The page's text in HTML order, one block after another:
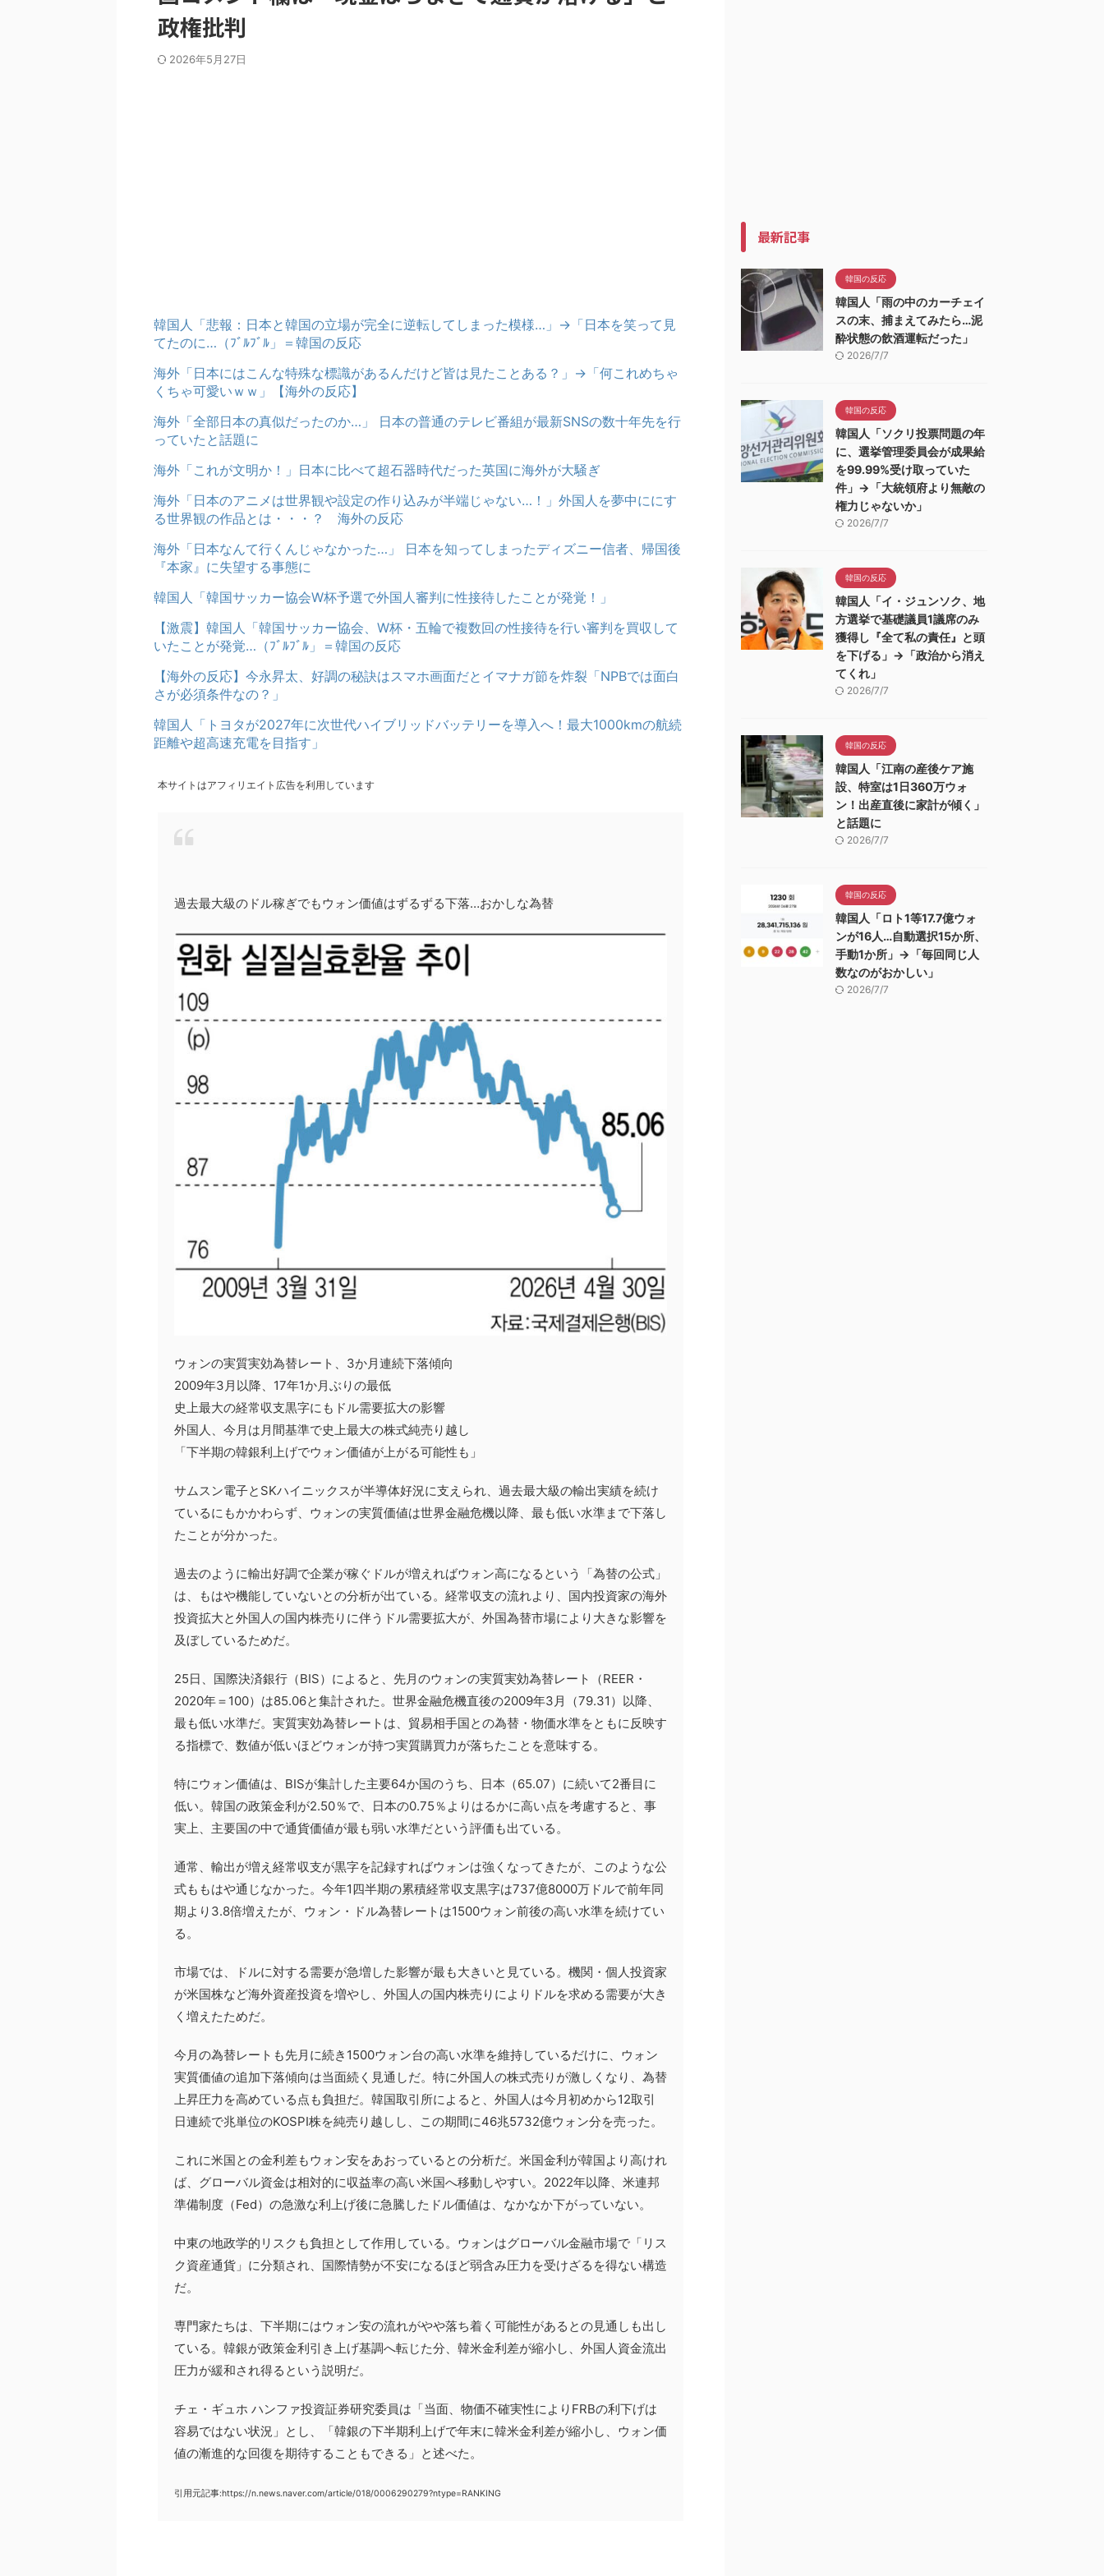
政権批判
2026年5月27日
韓国人「悲報：日本と韓国の立場が完全に逆転してしまった模様…」→「日本を笑って見
てたのに…（ﾌﾞﾙﾌﾞﾙ」＝韓国の反応
海外「日本にはこんな特殊な標識があるんだけど皆は見たことある？」→「何これめちゃ
くちゃ可愛いｗｗ」【海外の反応】
海外「全部日本の真似だったのか…」 日本の普通のテレビ番組が最新SNSの数十年先を行
っていたと話題に
海外「これが文明か！」日本に比べて超石器時代だった英国に海外が大騒ぎ
海外「日本のアニメは世界観や設定の作り込みが半端じゃない…！」外国人を夢中ににす
る世界観の作品とは・・・？ 海外の反応
海外「日本なんて行くんじゃなかった…」 日本を知ってしまったディズニー信者、帰国後
『本家』に失望する事態に
韓国人「韓国サッカー協会W杯予選で外国人審判に性接待したことが発覚！」
【激震】韓国人「韓国サッカー協会、W杯・五輪で複数回の性接待を行い審判を買収して
いたことが発覚…（ﾌﾞﾙﾌﾞﾙ」＝韓国の反応
【海外の反応】今永昇太、好調の秘訣はスマホ画面だとイマナガ節を炸裂「NPBでは面白
さが必須条件なの？」
韓国人「トヨタが2027年に次世代ハイブリッドバッテリーを導入へ！最大1000kmの航続
距離や超高速充電を目指す」
本サイトはアフィリエイト広告を利用しています
過去最大級のドル稼ぎでもウォン価値はずるずる下落…おかしな為替
ウォンの実質実効為替レート、3か月連続下落傾向
2009年3月以降、17年1か月ぶりの最低
史上最大の経常収支黒字にもドル需要拡大の影響
外国人、今月は月間基準で史上最大の株式純売り越し
「下半期の韓銀利上げでウォン価値が上がる可能性も」
サムスン電子とSKハイニックスが半導体好況に支えられ、過去最大級の輸出実績を続け
ているにもかかわらず、ウォンの実質価値は世界金融危機以降、最も低い水準まで下落し
たことが分かった。
過去のように輸出好調で企業が稼ぐドルが増えればウォン高になるという「為替の公式」
は、もはや機能していないとの分析が出ている。経常収支の流れより、国内投資家の海外
投資拡大と外国人の国内株売りに伴うドル需要拡大が、外国為替市場により大きな影響を
及ぼしているためだ。
25日、国際決済銀行（BIS）によると、先月のウォンの実質実効為替レート（REER・
2020年＝100）は85.06と集計された。世界金融危機直後の2009年3月（79.31）以降、
最も低い水準だ。実質実効為替レートは、貿易相手国との為替・物価水準をともに反映す
る指標で、数値が低いほどウォンが持つ実質購買力が落ちたことを意味する。
特にウォン価値は、BISが集計した主要64か国のうち、日本（65.07）に続いて2番目に
低い。韓国の政策金利が2.50％で、日本の0.75％よりはるかに高い点を考慮すると、事
実上、主要国の中で通貨価値が最も弱い水準だという評価も出ている。
通常、輸出が増え経常収支が黒字を記録すればウォンは強くなってきたが、このような公
式ももはや通じなかった。今年1四半期の累積経常収支黒字は737億8000万ドルで前年同
期より3.8倍増えたが、ウォン・ドル為替レートは1500ウォン前後の高い水準を続けてい
る。
市場では、ドルに対する需要が急増した影響が最も大きいと見ている。機関・個人投資家
が米国株など海外資産投資を増やし、外国人の国内株売りによりドルを求める需要が大き
く増えたためだ。
今月の為替レートも先月に続き1500ウォン台の高い水準を維持しているだけに、ウォン
実質価値の追加下落傾向は当面続く見通しだ。特に外国人の株式売りが激しくなり、為替
上昇圧力を高めている点も負担だ。韓国取引所によると、外国人は今月初めから12取引
日連続で兆単位のKOSPI株を純売り越しし、この期間に46兆5732億ウォン分を売った。
これに米国との金利差もウォン安をあおっているとの分析だ。米国金利が韓国より高けれ
ば、グローバル資金は相対的に収益率の高い米国へ移動しやすい。2022年以降、米連邦
準備制度（Fed）の急激な利上げ後に急騰したドル価値は、なかなか下がっていない。
中東の地政学的リスクも負担として作用している。ウォンはグローバル金融市場で「リス
ク資産通貨」に分類され、国際情勢が不安になるほど弱含み圧力を受けざるを得ない構造
だ。
専門家たちは、下半期にはウォン安の流れがやや落ち着く可能性があるとの見通しも出し
ている。韓銀が政策金利引き上げ基調へ転じた分、韓米金利差が縮小し、外国人資金流出
圧力が緩和され得るという説明だ。
チェ・ギュホ ハンファ投資証券研究委員は「当面、物価不確実性によりFRBの利下げは
容易ではない状況」とし、「韓銀の下半期利上げで年末に韓米金利差が縮小し、ウォン価
値の漸進的な回復を期待することもできる」と述べた。
引用元記事:https://n.news.naver.com/article/018/0006290279?ntype=RANKING
最新記事
韓国の反応
韓国人「雨の中のカーチェイ
スの末、捕まえてみたら…泥
酔状態の飲酒運転だった」
2026/7/7
韓国の反応
韓国人「ソクリ投票問題の年
に、選挙管理委員会が成果給
を99.99%受け取っていた
件」→「大統領府より無敵の
権力じゃないか」
2026/7/7
韓国の反応
韓国人「イ・ジュンソク、地
方選挙で基礎議員1議席のみ
獲得し『全て私の責任』と頭
を下げる」→「政治から消え
てくれ」
2026/7/7
韓国の反応
韓国人「江南の産後ケア施
設、特室は1日360万ウォ
ン！出産直後に家計が傾く」
と話題に
2026/7/7
韓国の反応
韓国人「ロト1等17.7億ウォ
ンが16人…自動選択15か所、
手動1か所」→「毎回同じ人
数なのがおかしい」
2026/7/7